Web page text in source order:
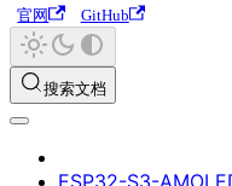
官网 GitHub
搜索文档